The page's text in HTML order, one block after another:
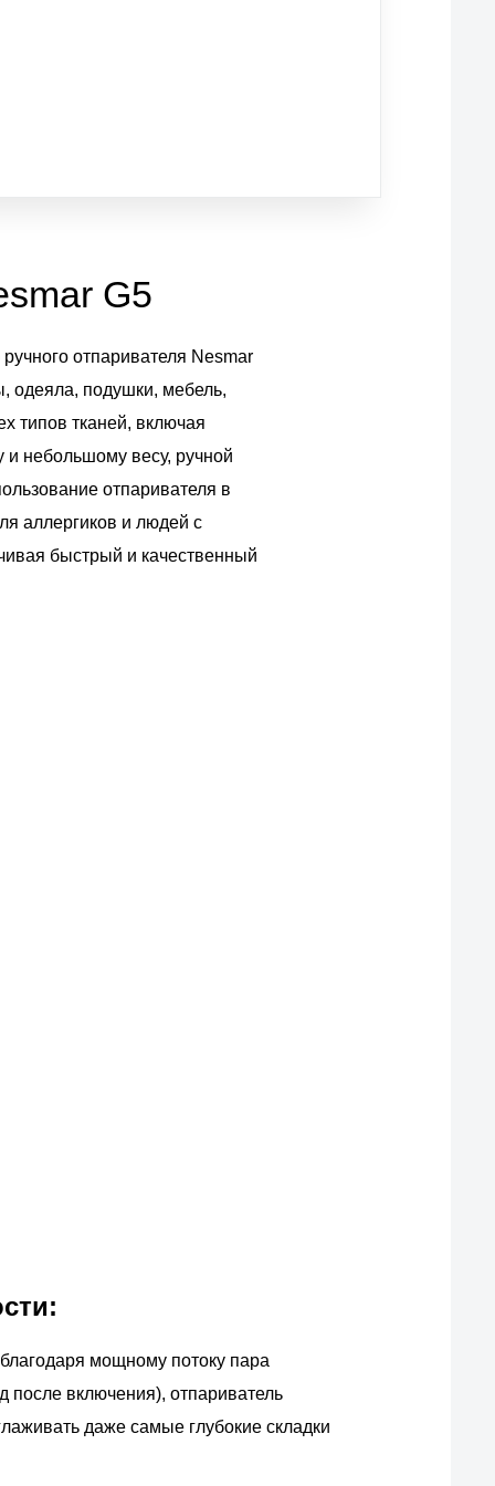
G5
отпаривателя Nesmar
одеяла, подушки, мебель,
типов тканей, включая
и небольшому весу, ручной
отпаривателя в
аллергиков и людей с
быстрый и качественный
мощному потоку пара
после включения), отпариватель
даже самые глубокие складки